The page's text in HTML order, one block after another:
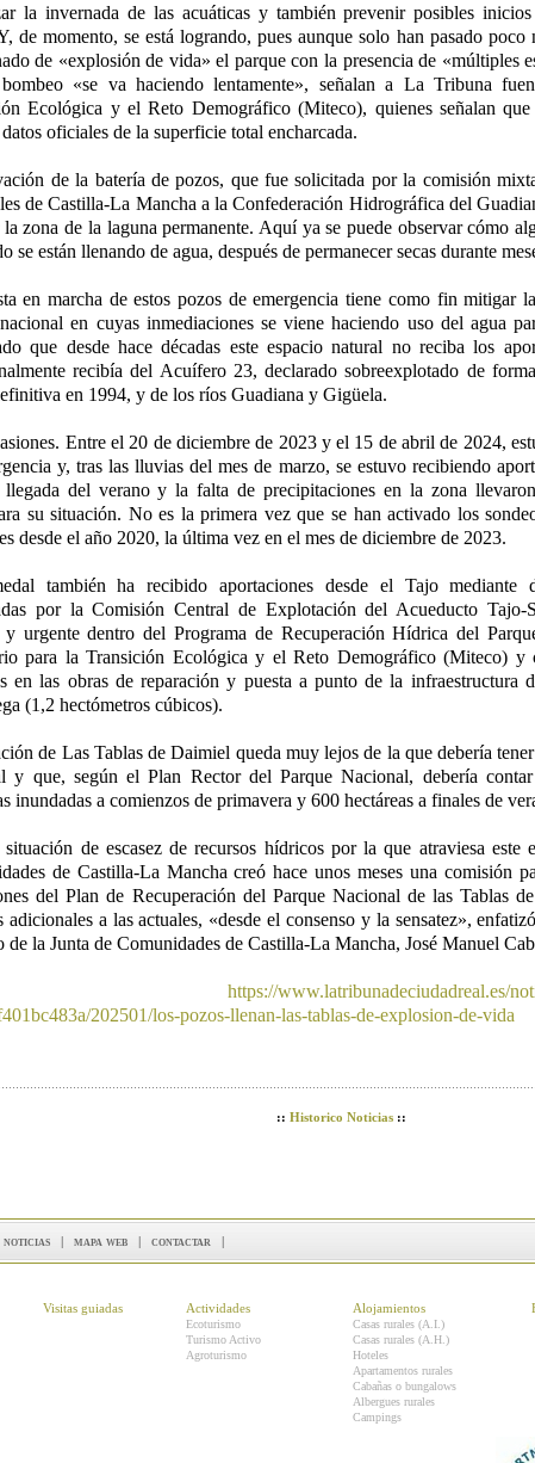
la invernada de las acuáticas y también prevenir posibles
de momento, se está logrando, pues aunque solo han pasado poco
de «explosión de vida» el parque con la presencia de «múltiples
«se va haciendo lentamente», señalan a La Tribuna
Ecológica y el Reto Demográfico (Miteco), quienes señalan
oficiales de la superficie total encharcada.
de la batería de pozos, que fue solicitada por la comisión
de Castilla-La Mancha a la Confederación Hidrográfica del
zona de la laguna permanente. Aquí ya se puede observar cómo
se están llenando de agua, después de permanecer secas durante
en marcha de estos pozos de emergencia tiene como fin mitigar
en cuyas inmediaciones se viene haciendo uso del agua
que desde hace décadas este espacio natural no reciba los
recibía del Acuífero 23, declarado sobreexplotado de
en 1994, y de los ríos Guadiana y Gigüela.
Entre el 20 de diciembre de 2023 y el 15 de abril de 2024,
y, tras las lluvias del mes de marzo, se estuvo recibiendo
del verano y la falta de precipitaciones en la zona
su situación. No es la primera vez que se han activado los
desde el año 2020, la última vez en el mes de diciembre de 2023.
también ha recibido aportaciones desde el Tajo mediante
por la Comisión Central de Explotación del Acueducto Tajo-
y urgente dentro del Programa de Recuperación Hídrica del
para la Transición Ecológica y el Reto Demográfico (Miteco) y
en las obras de reparación y puesta a punto de la infraestructura
(1,2 hectómetros cúbicos).
de Las Tablas de Daimiel queda muy lejos de la que debería
y que, según el Plan Rector del Parque Nacional, debería
inundadas a comienzos de primavera y 600 hectáreas a finales de
de escasez de recursos hídricos por la que atraviesa este
de Castilla-La Mancha creó hace unos meses una comisión
del Plan de Recuperación del Parque Nacional de las Tablas
adicionales a las actuales, «desde el consenso y la sensatez»,
de la Junta de Comunidades de Castilla-La Mancha, José Manuel
https://www.latribunadeciudadreal.es/
202501/los-pozos-llenan-las-tablas-de-explosion-de-vida
:: Historico Noticias::
noticias | mapa web | contactar |
Visitas guiadas Actividades
Ecoturismo
Turismo Activo
Agroturismo
Alojamientos
Casas rurales (A.I.)
Casas rurales (A.H.)
Hoteles
Apartamentos rurales
Cabañas o bungalows
Albergues rurales
Campings